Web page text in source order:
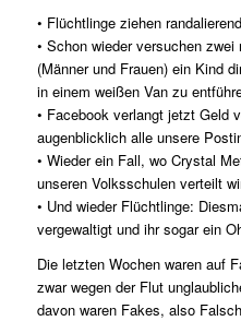
• Flüchtlinge ziehen
• Schon wieder versuchen
(Männer und Frauen) ein Kind
in einem weißen Van zu
• Facebook verlangt jetzt Geld
augenblicklich alle unsere
• Wieder ein Fall, wo Crystal
unseren Volksschulen verteilt
• Und wieder Flüchtlinge:
vergewaltigt und ihr sogar ein
Die letzten Wochen waren auf
zwar wegen der Flut
davon waren Fakes, also